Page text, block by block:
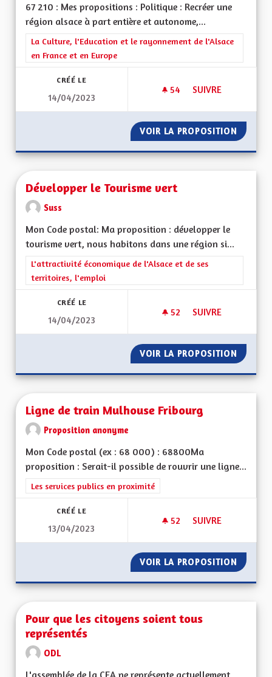
67 210 : Mes propositions : Politique : Recréer une
région alsace à part entière et autonome,...
Filtrer les résultats de la catégorie : La Culture, l'Education et
La Culture, l'Education et le rayonnement de l'Alsace
en France et en Europe
CRÉÉ LE
14/04/2023
54 54 ABONNÉS
SUIVRE
VOIR LA PROPOSITION
Développer le Tourisme vert
Suss
Mon Code postal: Ma proposition : développer le
tourisme vert, nous habitons dans une région si...
Filtrer les résultats de la catégorie : L'attractivité
L'attractivité économique de l'Alsace et de ses
territoires, l'emploi
CRÉÉ LE
14/04/2023
52 52 ABONNÉS
SUIVRE
VOIR LA PROPOSITION
Ligne de train Mulhouse Fribourg
Proposition anonyme
Mon Code postal (ex : 68 000) : 68800Ma
proposition : Serait-il possible de rouvrir une ligne...
Filtrer les résultats de la catégorie : Les services publics en
Les services publics en proximité
CRÉÉ LE
13/04/2023
52 52 ABONNÉS
SUIVRE
VOIR LA PROPOSITION LIGNE
Pour que les citoyens soient tous
représentés
ODL